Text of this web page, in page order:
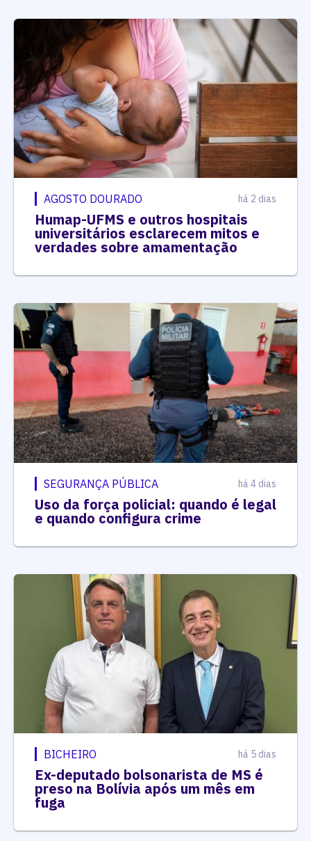
AGOSTO DOURADO há 2 dias
Humap-UFMS e outros hospitais
universitários esclarecem mitos e
verdades sobre amamentação
SEGURANÇA PÚBLICA há 4 dias
Uso da força policial: quando é legal
e quando configura crime
BICHEIRO há 5 dias
Ex-deputado bolsonarista de MS é
preso na Bolívia após um mês em
fuga